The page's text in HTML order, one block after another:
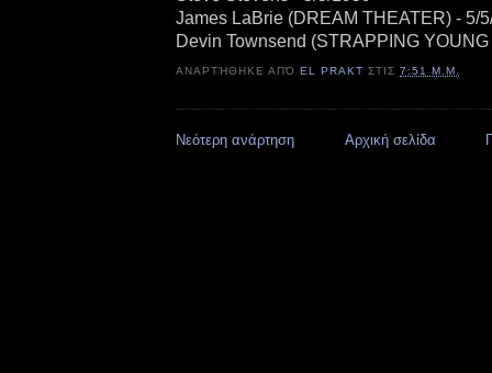
James LaBrie (DREAM THEATER) - 5/
Devin Townsend (STRAPPING
ΑΝΑΡΤΉΘΗΚΕ ΑΠΌEL PRAKT ΣΤΙΣ7:51 Μ.Μ.
Νεότερη ανάρτηση Αρχική σελίδα